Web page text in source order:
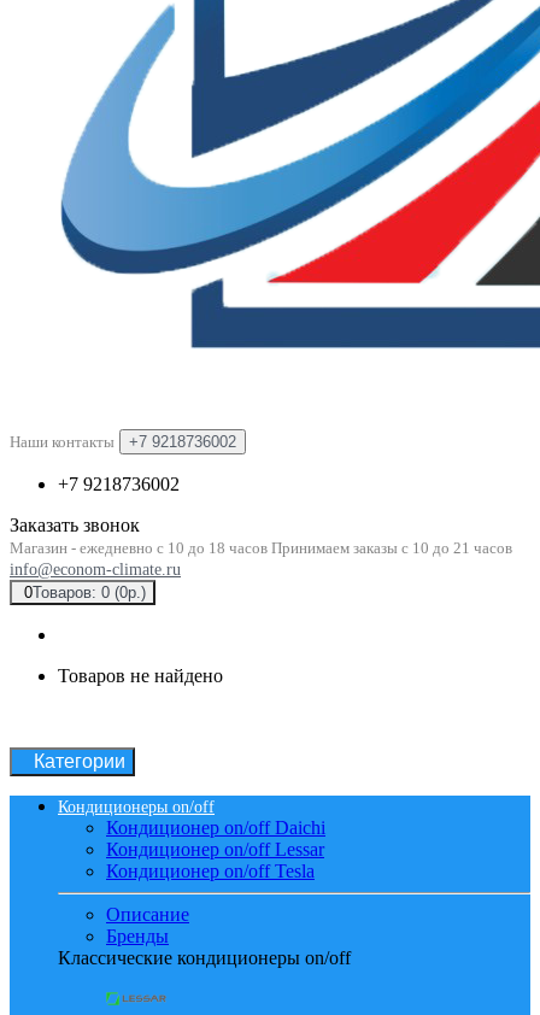
Наши контакты +7 9218736002
+7 9218736002
Заказать звонок
Магазин - ежедневно с 10 до 18 часов Принимаем заказы с 10 до 21 часов
info@econom-climate.ru
0Товаров: 0 (0р.)
Товаров не найдено
Категории
Кондиционеры on/off
Кондиционер on/off Daichi
Кондиционер on/off Lessar
Кондиционер on/off Tesla
Описание
Бренды
Классические кондиционеры on/off